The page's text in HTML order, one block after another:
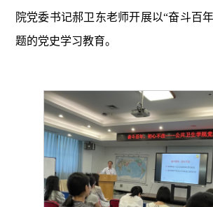
院党委书记郝卫东老师开展以“奋斗百
题的党史学习教育。